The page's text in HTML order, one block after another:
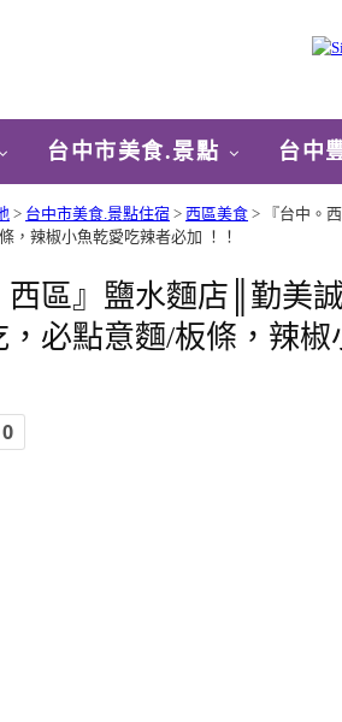
台中市美食.景點 台中
> 台中市美食.景點住宿 > 西區美食 >
『台中。
，辣椒小魚乾愛吃辣者必加 ！！
西區』鹽水麵店║勤美
必點意麵/板條，辣椒